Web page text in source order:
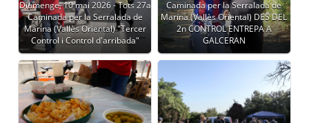
Diumenge, 10 mai 2026 - Tots 27a
Caminada per la Serralada de
Marina (Vallès Oriental) "Tercer
Control i Control d'arribada"
Caminada per la Serralada de
Marina (Vallès Oriental) DES DEL
2n CONTROL ENTREPA A
GALCERAN